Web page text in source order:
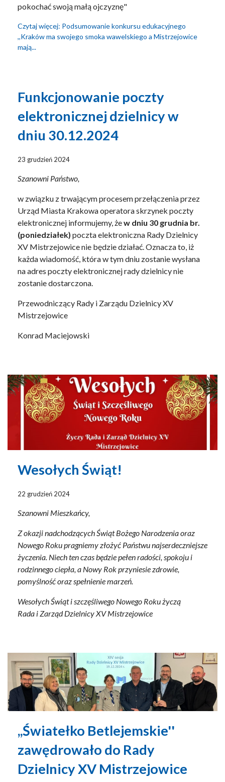
pokochać swoją małą ojczyznę"
Czytaj więcej: Podsumowanie konkursu edukacyjnego
,,Kraków ma swojego smoka wawelskiego a Mistrzejowice
mają...
Funkcjonowanie poczty
elektronicznej dzielnicy w
dniu 30.12.2024
23 grudzień 2024
Szanowni Państwo,
w związku z trwającym procesem przełączenia przez
Urząd Miasta Krakowa operatora skrzynek poczty
elektronicznej informujemy, żew dniu 30 grudnia br.
(poniedziałek) poczta elektroniczna Rady Dzielnicy
XV Mistrzejowice nie będzie działać. Oznacza to, iż
każda wiadomość, która w tym dniu zostanie wysłana
na adres poczty elektronicznej rady dzielnicy nie
zostanie dostarczona.
Przewodniczący Rady i Zarządu Dzielnicy XV
Mistrzejowice
Konrad Maciejowski
Wesołych Świąt!
22 grudzień 2024
Szanowni Mieszkańcy,
Z okazji nadchodzących Świąt Bożego Narodzenia oraz
Nowego Roku pragniemy złożyć Państwu najserdeczniejsze
życzenia. Niech ten czas będzie pełen radości, spokoju i
rodzinnego ciepła, a Nowy Rok przyniesie zdrowie,
pomyślność oraz spełnienie marzeń.
Wesołych Świąt i szczęśliwego Nowego Roku życzą
Rada i Zarząd Dzielnicy XV Mistrzejowice
,,Światełko Betlejemskie''
zawędrowało do Rady
Dzielnicy XV Mistrzejowice